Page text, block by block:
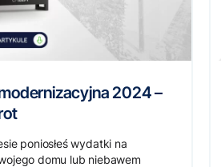
2024 –
poniosłeś wydatki na
domu lub niebawem